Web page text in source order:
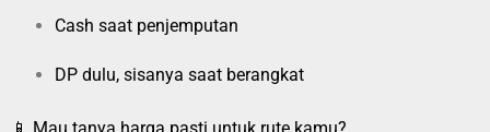
Cash saat penjemputan
DP dulu, sisanya saat berangkat
📱 Mau tanya harga pasti untuk rute kamu?